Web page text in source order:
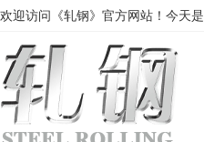
欢迎访问《轧钢》官方网站！今天是